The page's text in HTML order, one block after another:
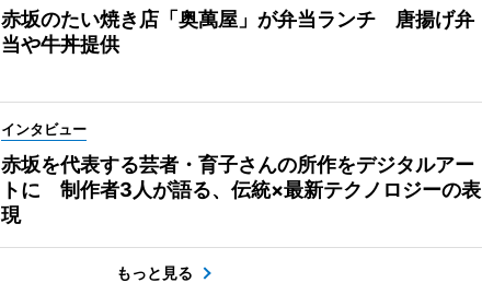
赤坂のたい焼き店「奥萬屋」が弁当ランチ 唐揚げ弁
当や牛丼提供
インタビュー
赤坂を代表する芸者・育子さんの所作をデジタルアー
トに 制作者3人が語る、伝統×最新テクノロジーの表
現
もっと見る